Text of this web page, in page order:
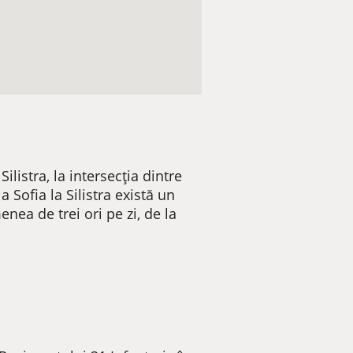
la intersecția dintre
Sofia la Silistra există un
de trei ori pe zi, de la